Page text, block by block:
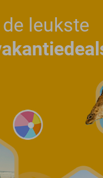
leukste